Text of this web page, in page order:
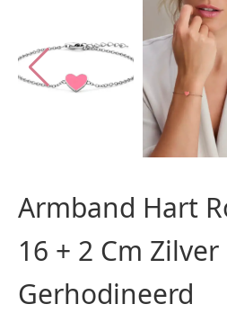
Armband Hart
16 + 2 Cm Zilver
Gerhodineerd